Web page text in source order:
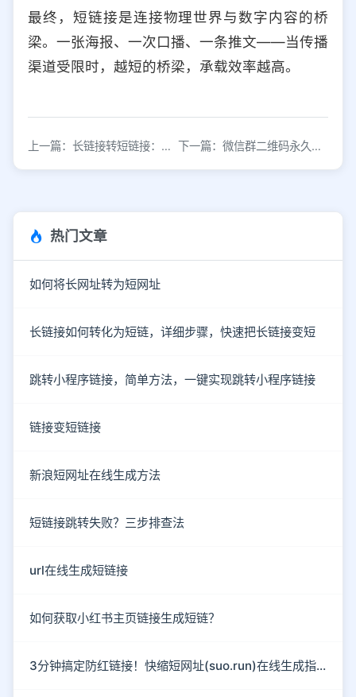
最终，短链接是连接物理世界与数字内容的桥
梁。一张海报、一次口播、一条推文——当传播
渠道受限时，越短的桥梁，承载效率越高。
上一篇：长链接转短链接：提升用户体验与转化率的实用方法 下一篇：微信群二维码永久有效怎么设置？长期群码创建方法
热门文章
如何将长网址转为短网址
长链接如何转化为短链，详细步骤，快速把长链接变短
跳转小程序链接，简单方法，一键实现跳转小程序链接
链接变短链接
新浪短网址在线生成方法
短链接跳转失败？三步排查法
url在线生成短链接
如何获取小红书主页链接生成短链？
3分钟搞定防红链接！快缩短网址(suo.run)在线生成指南